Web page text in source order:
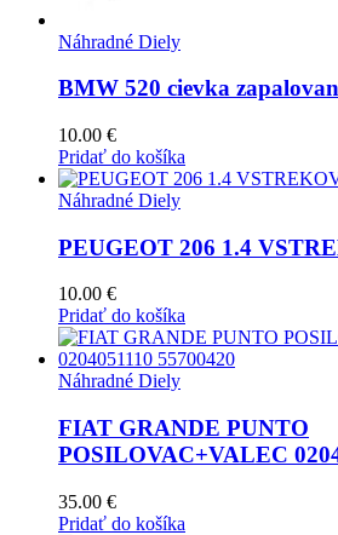
Náhradné Diely
BMW 520 cievka
10.00 €
Pridať do košíka
Náhradné Diely
PEUGEOT 206 1.4
10.00 €
Pridať do košíka
Náhradné Diely
FIAT GRANDE PUNTO
POSILOVAC+VALEC
35.00 €
Pridať do košíka